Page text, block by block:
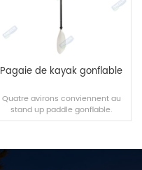
Pagaie de kayak gonflable
Quatre avirons conviennent au
stand up paddle gonflable.